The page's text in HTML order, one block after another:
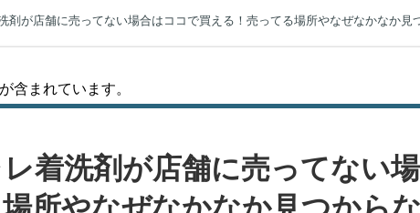
剤が店舗に売ってない場合はココで買える！売ってる場所やなぜなかなか見
含まれています。
着洗剤が店舗に売ってない